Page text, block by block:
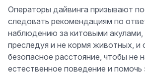
Операторы дайвинга призывают
следовать рекомендациям по
наблюдению за китовыми акулами,
преследуя и не кормя животных, и
безопасное расстояние, чтобы не
естественное поведение и помочь